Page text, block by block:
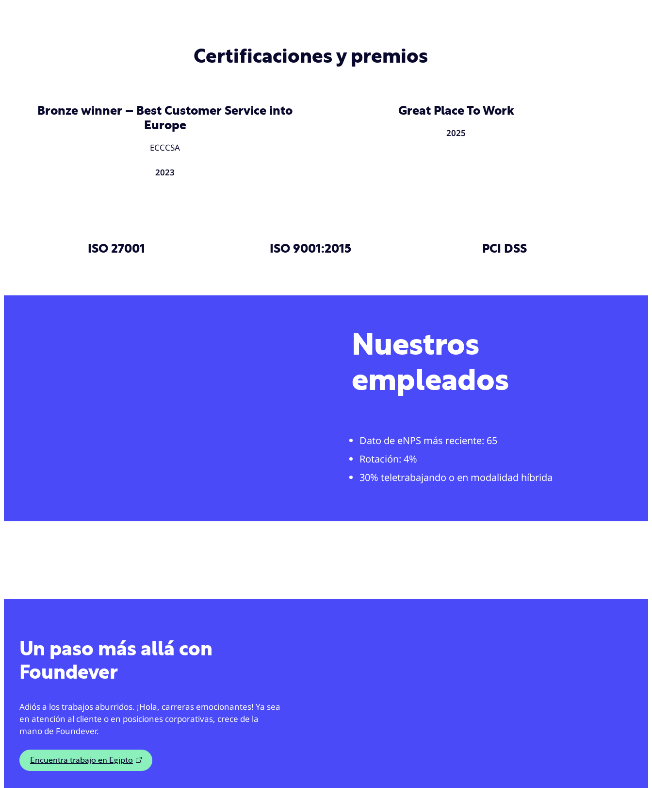
Certificaciones y premios
Bronze winner – Best Customer Service into
Europe
ECCCSA
2023
Great Place To Work
2025
ISO 27001 ISO 9001:2015 PCI DSS
Nuestros
empleados
Dato de eNPS más reciente: 65
Rotación: 4%
30% teletrabajando o en modalidad híbrida
Un paso más allá con
Foundever
Adiós a los trabajos aburridos. ¡Hola, carreras emocionantes! Ya sea
en atención al cliente o en posiciones corporativas, crece de la
mano de Foundever.
Encuentra trabajo en Egipto